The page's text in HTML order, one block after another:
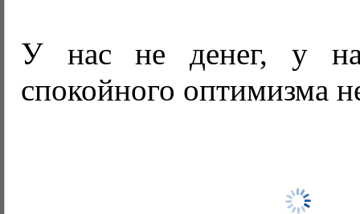
У нас не денег, у
спокойного оптимизма